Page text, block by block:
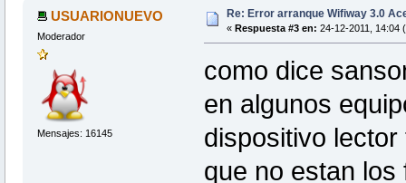
USUARIONUEVO
Moderador
Mensajes: 16145
Re: Error arranque Wifiway 3.0
« Respuesta #3 en: 24-12-2011, 14:04
como dice
en algunos
dispositivo
que no estan